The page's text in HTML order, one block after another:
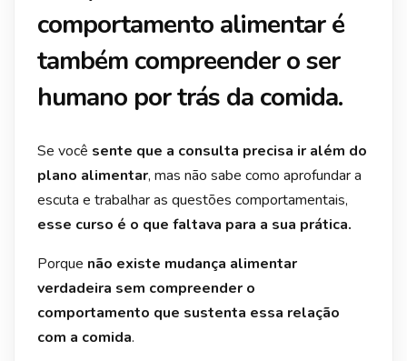
comportamento alimentar é
também compreender o ser
humano por trás da comida.
Se você sente que a consulta precisa ir além do
plano alimentar, mas não sabe como aprofundar a
escuta e trabalhar as questões comportamentais,
esse curso é o que faltava para a sua prática.
Porque não existe mudança alimentar
verdadeira sem compreender o
comportamento que sustenta essa relação
com a comida.